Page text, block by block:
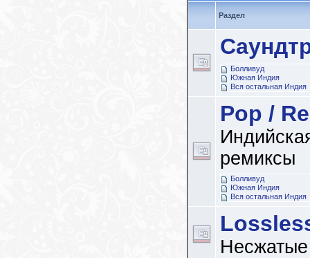
Раздел
Болливуд
Южная Индия
Вся остальная Индия
Pop /
ремиксы
Болливуд
Южная Индия
Вся остальная Индия